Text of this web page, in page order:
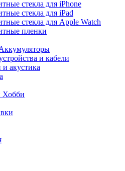
стекла для iPhone
стекла для iPad
стекла для Apple Watch
пленки
и кабели
акустика
Хобби